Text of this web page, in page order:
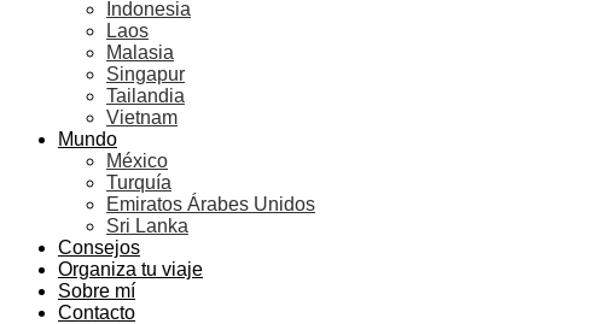
Indonesia
Laos
Malasia
Singapur
Tailandia
Vietnam
Mundo
México
Turquía
Emiratos Árabes Unidos
Sri Lanka
Consejos
Organiza tu viaje
Sobre mí
Contacto